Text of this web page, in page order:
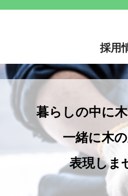
採用
暮らしの中に
一緒に木
表現しま